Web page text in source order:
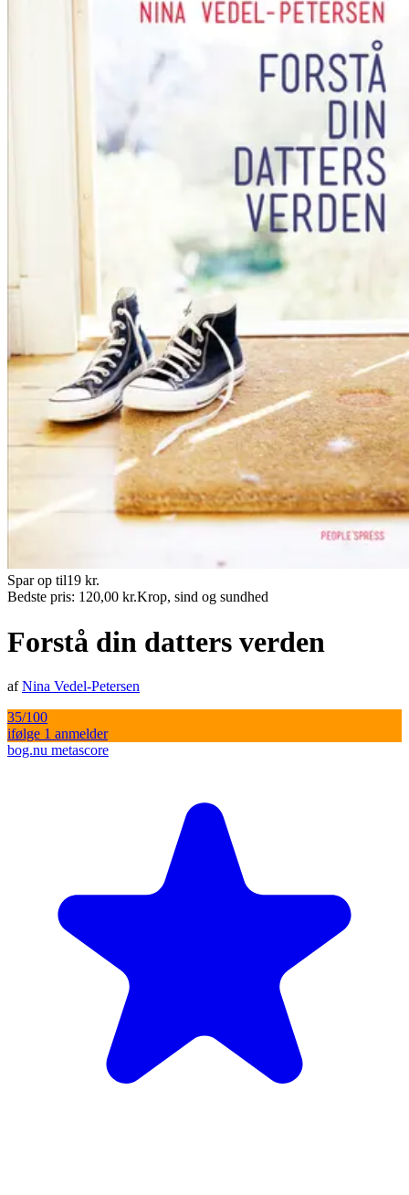
Spar op til19 kr.
Bedste pris: 120,00 kr.Krop, sind og sundhed
Forstå din datters verden
afNina Vedel-Petersen
35/100
ifølge 1 anmelder
bog.nu metascore